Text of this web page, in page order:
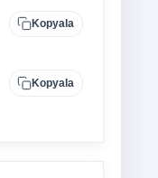
Kopyala
Kopyala